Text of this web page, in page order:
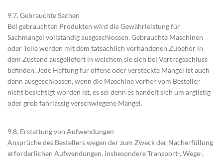
9.7. Gebrauchte Sachen
Bei gebrauchten Produkten wird die Gewährleistung für
Sachmängel vollständig ausgeschlossen. Gebrauchte Maschinen
oder Teile werden mit dem tatsächlich vorhandenen Zubehör in
dem Zustand ausgeliefert in welchem sie sich bei Vertragsschluss
befinden. Jede Haftung für offene oder versteckte Mängel ist auch
dann ausgeschlossen, wenn die Maschine vorher vom Besteller
nicht besichtigt worden ist, es sei denn es handelt sich um arglistig
oder grob fahrlässig verschwiegene Mängel.
9.8. Erstattung von Aufwendungen
Ansprüche des Bestellers wegen der zum Zweck der Nacherfüllung
erforderlichen Aufwendungen, insbesondere Transport-, Wege-,